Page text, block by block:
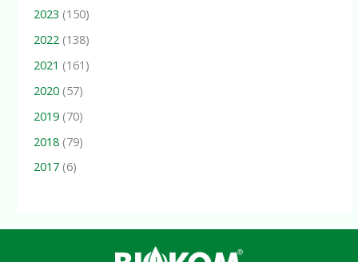
2023 (150)
2022 (138)
2021 (161)
2020 (57)
2019 (70)
2018 (79)
2017 (6)